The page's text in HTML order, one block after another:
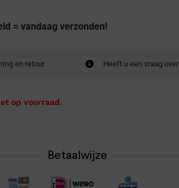
= vandaag verzonden!
en retour Heeft u een vraag
op voorraad.
Betaalwijze